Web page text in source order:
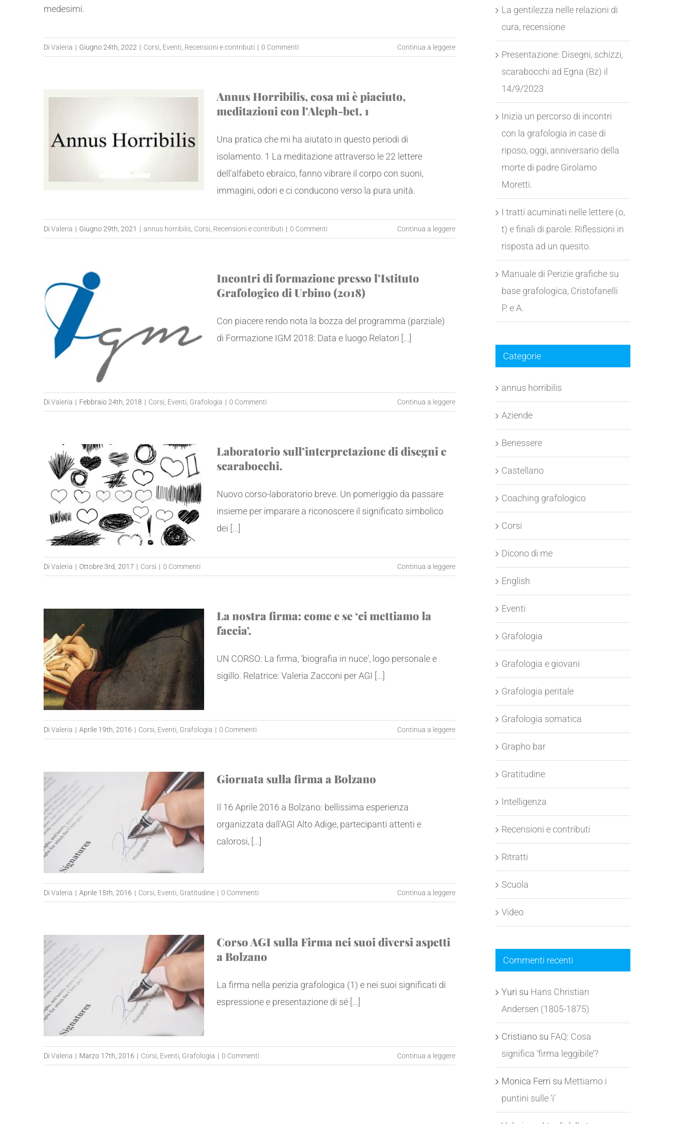
medesimi.
Di Valeria | Giugno 24th, 2022 | Corsi Eventi Recensioni e contributi | 0 Commenti Continua a leggere
Annus Horribilis, cosa mi è piaciuto,
meditazioni con l’Aleph-bet, 1
Una pratica che mi ha aiutato in questo periodi di
isolamento. 1 La meditazione attraverso le 22 lettere
dell'alfabeto ebraico, fanno vibrare il corpo con suoni,
immagini, odori e ci conducono verso la pura unità.
Di Valeria | Giugno 29th, 2021 | annus horribilis Corsi Recensioni e contributi | 0 Commenti Continua a leggere
Incontri di formazione presso l’Istituto
Grafologico di Urbino (2018)
Con piacere rendo nota la bozza del programma (parziale)
di Formazione IGM 2018: Data e luogo Relatori [...]
Di Valeria | Febbraio 24th, 2018 | Corsi Eventi Grafologia | 0 Commenti Continua a leggere
Laboratorio sull’interpretazione di disegni e
scarabocchi.
Nuovo corso-laboratorio breve. Un pomeriggio da passare
insieme per imparare a riconoscere il significato simbolico
dei [...]
Di Valeria | Ottobre 3rd, 2017 | Corsi | 0 Commenti Continua a leggere
La nostra firma: come e se ‘ci mettiamo la
faccia’.
UN CORSO: La firma, 'biografia in nuce', logo personale e
sigillo. Relatrice: Valeria Zacconi per AGI [...]
Di Valeria | Aprile 19th, 2016 | Corsi Eventi Grafologia | 0 Commenti Continua a leggere
Giornata sulla firma a Bolzano
Il 16 Aprile 2016 a Bolzano: bellissima esperienza
organizzata dall'AGI Alto Adige, partecipanti attenti e
calorosi, [...]
Di Valeria | Aprile 15th, 2016 | Corsi Eventi Gratitudine | 0 Commenti Continua a leggere
Corso AGI sulla Firma nei suoi diversi aspetti
a Bolzano
La firma nella perizia grafologica (1) e nei suoi significati di
espressione e presentazione di sé [...]
Di Valeria | Marzo 17th, 2016 | Corsi Eventi Grafologia | 0 Commenti Continua a leggere
La gentilezza nelle relazioni di
cura, recensione
Presentazione: Disegni, schizzi,
scarabocchi ad Egna (Bz) il
14/9/2023
Inizia un percorso di incontri
con la grafologia in case di
riposo, oggi, anniversario della
morte di padre Girolamo
Moretti.
I tratti acuminati nelle lettere (o,
t) e finali di parole. Riflessioni in
risposta ad un quesito.
Manuale di Perizie grafiche su
base grafologica, Cristofanelli
P. e A.
Categorie
annus horribilis
Aziende
Benessere
Castellano
Coaching grafologico
Corsi
Dicono di me
English
Eventi
Grafologia
Grafologia e giovani
Grafologia peritale
Grafologia somatica
Grapho bar
Gratitudine
Intelligenza
Recensioni e contributi
Ritratti
Scuola
Video
Commenti recenti
Yuri su Hans Christian
Andersen (1805-1875)
Cristianosu FAQ: Cosa
significa ‘firma leggibile’?
Monica Ferri su Mettiamo i
puntini sulle ‘i’